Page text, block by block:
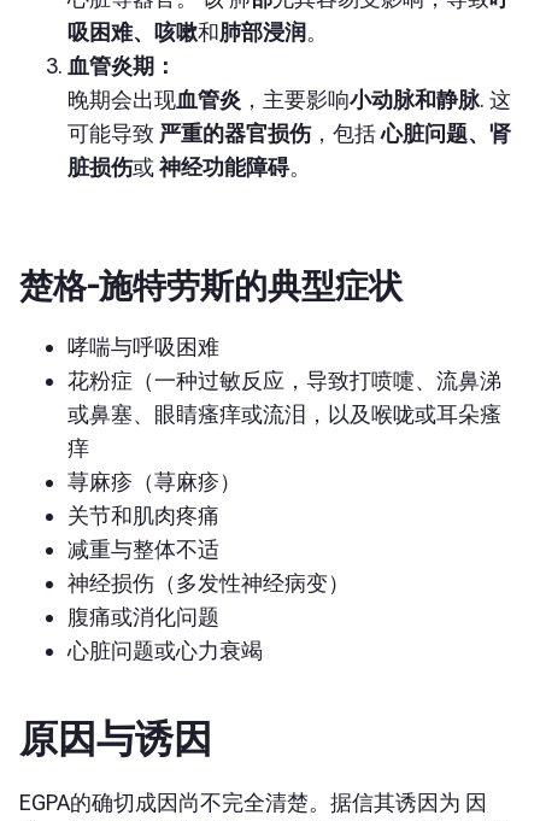
吸困难、咳嗽和肺部浸润。
血管炎期：
晚期会出现血管炎 ，主要影响小动脉和静脉. 这
可能导致 严重的器官损伤，包括心脏问题、肾
脏损伤或神经功能障碍。
楚格-施特劳斯的典型症状
哮喘与呼吸困难
花粉症（一种过敏反应，导致打喷嚏、流鼻涕
或鼻塞、眼睛瘙痒或流泪，以及喉咙或耳朵瘙
痒
荨麻疹（荨麻疹）
关节和肌肉疼痛
减重与整体不适
神经损伤（多发性神经病变）
腹痛或消化问题
心脏问题或心力衰竭
原因与诱因
EGPA的确切成因尚不完全清楚。据信其诱因为 因